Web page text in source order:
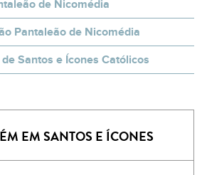
de Nicomédia
Pantaleão de Nicomédia
Santos e Ícones Católicos
EM SANTOS E ÍCONES